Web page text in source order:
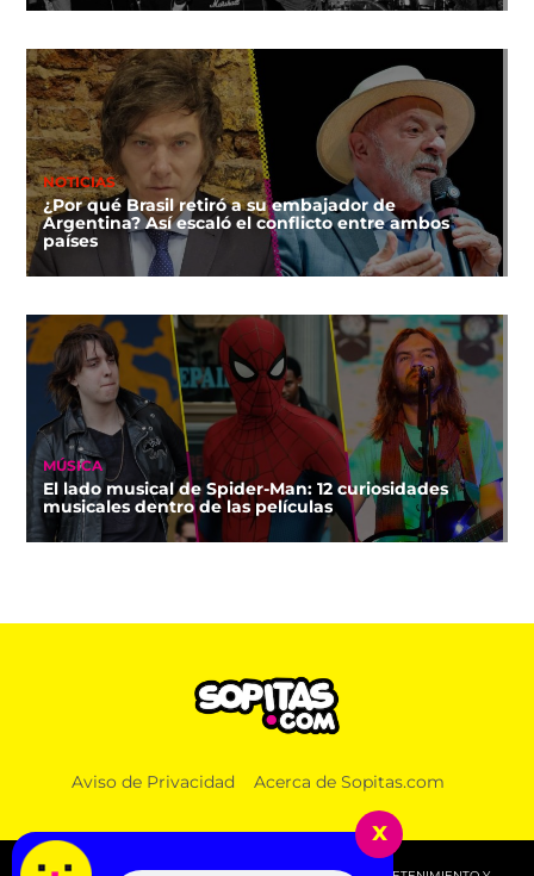
NOTICIAS
¿Por qué Brasil retiró a su embajador de
Argentina? Así escaló el conflicto entre ambos
países
MÚSICA
El lado musical de Spider-Man: 12 curiosidades
musicales dentro de las películas
Aviso de Privacidad Acerca de Sopitas.com
x